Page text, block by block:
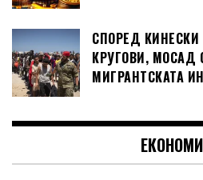
СПОРЕД КИНЕСКИ
КРУГОВИ, МОСАД
МИГРАНТСКАТА